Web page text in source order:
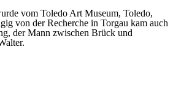
vom Toledo Art Museum, Toledo,
von der Recherche in Torgau kam auch
der Mann zwischen Brück und